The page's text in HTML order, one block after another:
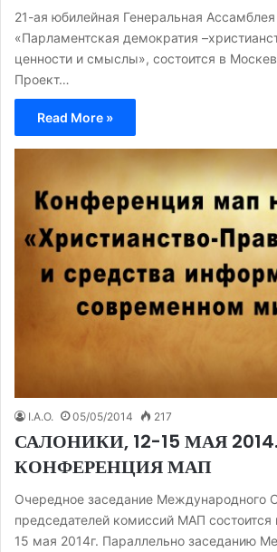
21-ая юбилейная Генеральная
«Парламентская демократия
ценности и смыслы», состоится в
Проект…
Read More »
I.A.O. 05/05/2014 217
САЛОНИКИ, 12-15 МАЯ 2014.
КОНФЕРЕНЦИЯ МАП
Очередное заседание Международного
председателей комиссий МАП состоится
15 мая 2014г. Параллельно заседанию